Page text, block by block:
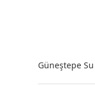
Güneştepe Su